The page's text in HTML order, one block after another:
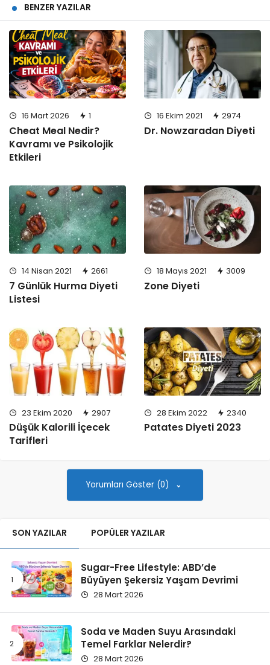
BENZER YAZILAR
16 Mart 2026 1
Cheat Meal Nedir?
Kavramı ve Psikolojik
Etkileri
16 Ekim 2021 2974
Dr. Nowzaradan Diyeti
14 Nisan 2021 2661
7 Günlük Hurma Diyeti
Listesi
18 Mayıs 2021 3009
Zone Diyeti
23 Ekim 2020 2907
Düşük Kalorili İçecek
Tarifleri
28 Ekim 2022 2340
Patates Diyeti 2023
Yorumları Göster (0)
SON YAZILAR POPÜLER YAZILAR
Sugar-Free Lifestyle: ABD’de
Büyüyen Şekersiz Yaşam Devrimi
28 Mart 2026
Soda ve Maden Suyu Arasındaki
Temel Farklar Nelerdir?
28 Mart 2026